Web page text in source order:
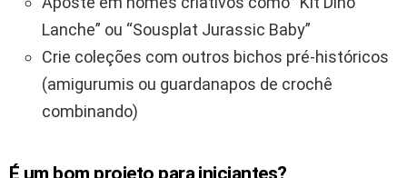
Lanche” ou “Sousplat Jurassic Baby”
Crie coleções com outros bichos pré-históricos
(amigurumis ou guardanapos de crochê
combinando)
É um bom projeto para iniciantes?